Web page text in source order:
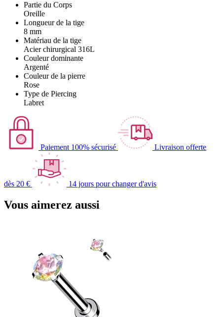
Partie du Corps
Oreille
Longueur de la tige
8 mm
Matériau de la tige
Acier chirurgical 316L
Couleur dominante
Argenté
Couleur de la pierre
Rose
Type de Piercing
Labret
Paiement 100% sécurisé Livraison offerte
dès 20 € 14 jours pour changer d'avis
Vous aimerez aussi